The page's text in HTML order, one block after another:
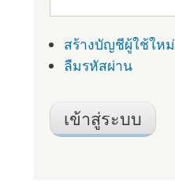
สร้างบัญชีผู้ใช้ใหม่
ลืมรหัสผ่าน